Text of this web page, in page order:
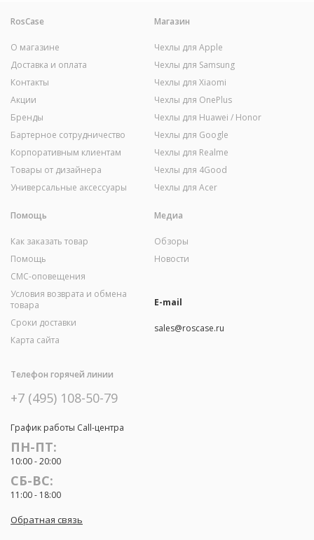
RosCase
О магазине
Доставка и оплата
Контакты
Акции
Бренды
Бартерное сотрудничество
Корпоративным клиентам
Товары от дизайнера
Универсальные аксессуары
Магазин
Чехлы для Apple
Чехлы для Samsung
Чехлы для Xiaomi
Чехлы для OnePlus
Чехлы для Huawei / Honor
Чехлы для Google
Чехлы для Realme
Чехлы для 4Good
Чехлы для Acer
Помощь
Как заказать товар
Помощь
СМС-оповещения
Условия возврата и обмена
товара
Сроки доставки
Карта сайта
Медиа
Обзоры
Новости
E-mail
sales@roscase.ru
Телефон горячей линии
+7 (495) 108-50-79
График работы Call-центра
ПН-ПТ:
10:00 - 20:00
СБ-ВС:
11:00 - 18:00
Обратная связь